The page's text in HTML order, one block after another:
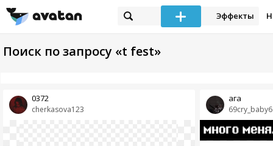
Эффекты
Поиск по запросу «t fest»
cherkasova123
0372 ага